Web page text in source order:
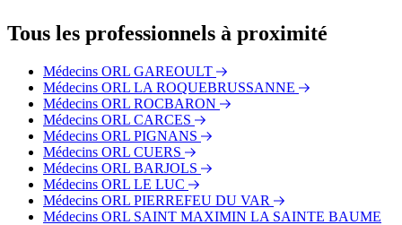
proximité des arrêts suivants :
Bus - Brignoles - Halte Routière
Bus - College Paul Cézanne
Tous les professionnels à proximité
Médecins ORL GAREOULT
Médecins ORL LA ROQUEBRUSSANNE
Médecins ORL ROCBARON
Médecins ORL CARCES
Médecins ORL PIGNANS
Médecins ORL CUERS
Médecins ORL BARJOLS
Médecins ORL LE LUC
Médecins ORL PIERREFEU DU VAR
Médecins ORL SAINT MAXIMIN LA SAINTE BAUME